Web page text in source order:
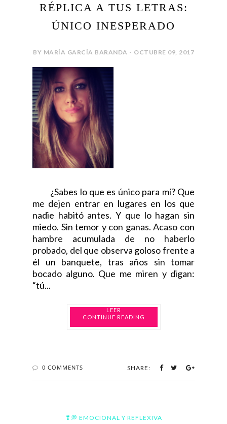
RÉPLICA A TUS LETRAS:
ÚNICO INESPERADO
BY MARÍA GARCÍA BARANDA - OCTUBRE 09, 2017
¿Sabes lo que es único para mí? Que
me dejen entrar en lugares en los que
nadie habitó antes. Y que lo hagan sin
miedo. Sin temor y con ganas. Acaso con
hambre acumulada de no haberlo
probado, del que observa goloso frente a
él un banquete, tras años sin tomar
bocado alguno. Que me miren y digan:
“tú...
CONTINUE READING
0 COMMENTS SHARE:
❣💭 EMOCIONAL Y REFLEXIVA